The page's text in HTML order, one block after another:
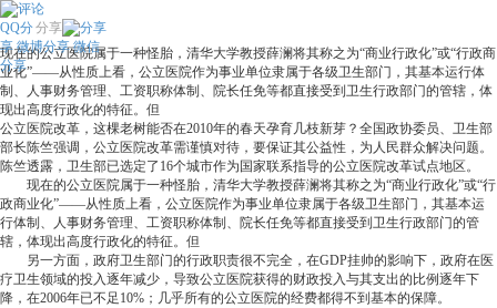
分享
QQ分
享 微博分享 微信
分享
现在的公立医院属于一种怪胎，清华大学教授薛澜将其称之为“商业行政化”或“行政商
业化”――从性质上看，公立医院作为事业单位隶属于各级卫生部门，其基本运行体
制、人事财务管理、工资职称体制、院长任免等都直接受到卫生行政部门的管辖，体
现出高度行政化的特征。但
公立医院改革，这棵老树能否在2010年的春天孕育几枝新芽？全国政协委员、卫生部
部长陈竺强调，公立医院改革需谨慎对待，要保证其公益性，为人民群众解决问题。
陈竺透露，卫生部已选定了16个城市作为国家联系指导的公立医院改革试点地区。
现在的公立医院属于一种怪胎，清华大学教授薛澜将其称之为“商业行政化”或“行
政商业化”――从性质上看，公立医院作为事业单位隶属于各级卫生部门，其基本运
行体制、人事财务管理、工资职称体制、院长任免等都直接受到卫生行政部门的管
辖，体现出高度行政化的特征。但
另一方面，政府卫生部门的行政职责很不完全，在GDP挂帅的影响下，政府在医
疗卫生领域的投入逐年减少，导致公立医院获得的财政投入与其支出的比例逐年下
降，在2006年已不足10%；几乎所有的公立医院的经费都得不到基本的保障。